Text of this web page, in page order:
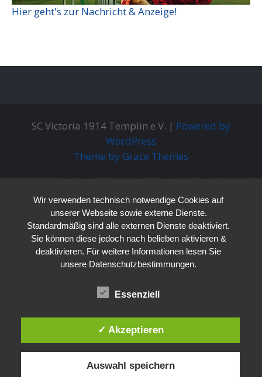
Hier geht's zur Nachricht & Anzeige!
SC Victoria 1914 Templin e.V. | Powered by
WordPress
Theme by Grace Themes
Wir verwenden technisch notwendige Cookies auf
unserer Webseite sowie externe Dienste.
Standardmäßig sind alle externen Dienste deaktiviert.
Sie können diese jedoch nach belieben aktivieren &
deaktivieren. Für weitere Informationen lesen Sie
unsere Datenschutzbestimmungen.
Essenziell
✓ Akzeptieren
Auswahl speichern